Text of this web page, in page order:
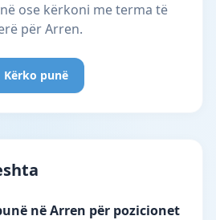
ose kërkoni me terma të
për Arren.
Kërko punë
në Arren për pozicionet